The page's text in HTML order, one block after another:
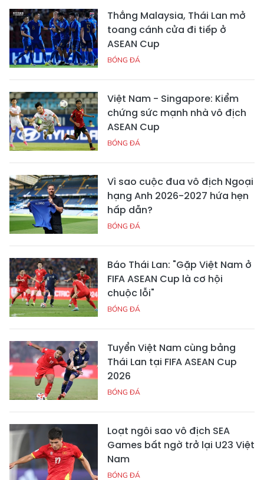
Thắng Malaysia, Thái Lan mở
toang cánh cửa đi tiếp ở
ASEAN Cup
BÓNG ĐÁ
Việt Nam - Singapore: Kiểm
chứng sức mạnh nhà vô địch
ASEAN Cup
BÓNG ĐÁ
Vì sao cuộc đua vô địch Ngoại
hạng Anh 2026-2027 hứa hẹn
hấp dẫn?
BÓNG ĐÁ
Báo Thái Lan: "Gặp Việt Nam ở
FIFA ASEAN Cup là cơ hội
chuộc lỗi"
BÓNG ĐÁ
Tuyển Việt Nam cùng bảng
Thái Lan tại FIFA ASEAN Cup
2026
BÓNG ĐÁ
Loạt ngôi sao vô địch SEA
Games bất ngờ trở lại U23 Việt
Nam
BÓNG ĐÁ